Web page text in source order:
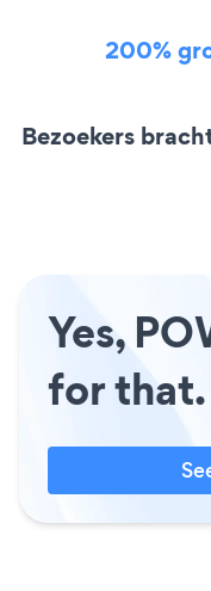
200%
Bezoekers
Yes,
for that.